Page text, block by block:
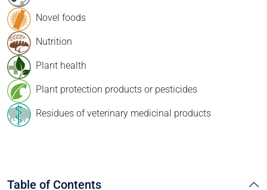
Novel foods
Nutrition
Plant health
Plant protection products or pesticides
Residues of veterinary medicinal products
Table of Contents